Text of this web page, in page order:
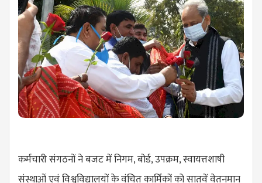
कर्मचारी संगठनों ने बजट में निगम, बोर्ड, उपक्रम, स्वायत्तशाषी